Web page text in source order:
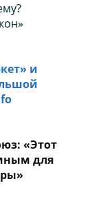
и
«Этот
для